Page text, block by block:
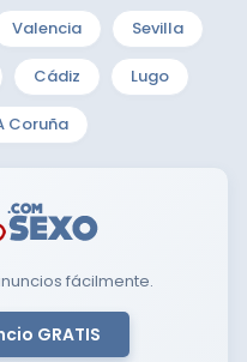
Valencia Sevilla
Cádiz Lugo
Coruña
fácilmente.
GRATIS